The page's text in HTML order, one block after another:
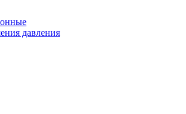
давления